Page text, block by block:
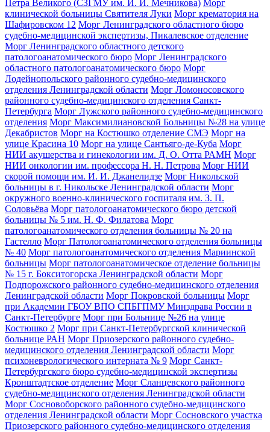
Петра Великого (СЗГМУ им. И. И. Мечникова) Морг
клинической больницы Святителя Луки Морг крематория на
Шафировском 12 Морг Ленинградского областного бюро
судебно-медицинской экспертизы, Пикалевское отделение
Морг Ленинградского областного детского
патологоанатомического бюро Морг Ленинградского
областного патологоанатомического бюро Морг
Лодейнопольского районного судебно-медицинского
отделения Ленинградской области Морг Ломоносовского
районного судебно-медицинского отделения Санкт-
Петербурга Морг Лужского районного судебно-медицинского
отделения Морг Максимилиановской Больницы №28 на улице
Декабристов Морг на Костюшко отделение СМЭ Морг на
улице Красина 10 Морг на улице Сантьяго-де-Куба Морг
НИИ акушерства и гинекологии им. Д. О. Отта РАМН Морг
НИИ онкологии им. профессора Н. Н. Петрова Морг НИИ
скорой помощи им. И. И. Джанелидзе Морг Никольской
больницы в г. Никольске Ленинградской области Морг
окружного военно-клинического госпиталя им. З. П.
Соловьёва Морг патологоанатомического бюро детской
больницы № 5 им. Н. Ф. Филатова Морг
патологоанатомического отделения больницы № 20 на
Гастелло Морг Патологоанатомического отделения больницы
№ 40 Морг патологоанатомического отделения Мариинской
больницы Морг патологоанатомическое отделение больницы
№ 15 г. Бокситогорска Ленинградской области Морг
Подпорожского районного судебно-медицинского отделения
Ленинградской области Морг Покровской больницы Морг
при Академии ГБОУ ВПО СПБГПМУ Минздрава России в
Санкт-Петербурге Морг при Больнице №26 на улице
Костюшко 2 Морг при Санкт-Петербургской клинической
больнице РАН Морг Приозерского районного судебно-
медицинского отделения Ленинградской области Морг
психоневрологического интерната № 9 Морг Санкт-
Петербургского бюро судебно-медицинской экспертизы
Кронштадтское отделение Морг Сланцевского районного
судебно-медицинского отделения Ленинградской области
Морг Сосновоборского районного судебно-медицинского
отделения Ленинградской области Морг Сосновского участка
Приозерского районного судебно-медицинского отделения